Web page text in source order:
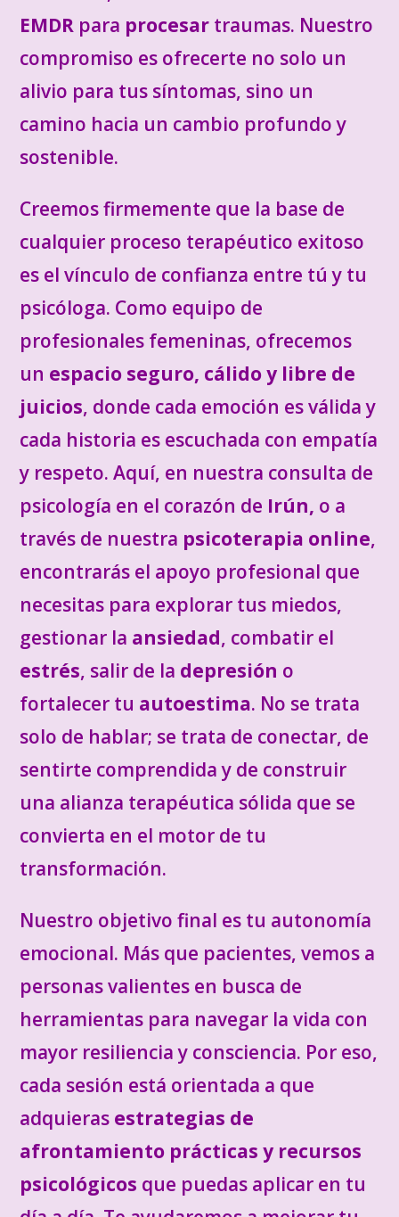
EMDR para procesar traumas. Nuestro
compromiso es ofrecerte no solo un
alivio para tus síntomas, sino un
camino hacia un cambio profundo y
sostenible.
Creemos firmemente que la base de
cualquier proceso terapéutico exitoso
es el vínculo de confianza entre tú y tu
psicóloga. Como equipo de
profesionales femeninas, ofrecemos
un espacio seguro, cálido y libre de
juicios, donde cada emoción es válida y
cada historia es escuchada con empatía
y respeto. Aquí, en nuestra consulta de
psicología en el corazón de Irún, o a
través de nuestra psicoterapia online,
encontrarás el apoyo profesional que
necesitas para explorar tus miedos,
gestionar la ansiedad, combatir el
estrés, salir de la depresión o
fortalecer tu autoestima. No se trata
solo de hablar; se trata de conectar, de
sentirte comprendida y de construir
una alianza terapéutica sólida que se
convierta en el motor de tu
transformación.
Nuestro objetivo final es tu autonomía
emocional. Más que pacientes, vemos a
personas valientes en busca de
herramientas para navegar la vida con
mayor resiliencia y consciencia. Por eso,
cada sesión está orientada a que
adquieras estrategias de
afrontamiento prácticas y recursos
psicológicos que puedas aplicar en tu